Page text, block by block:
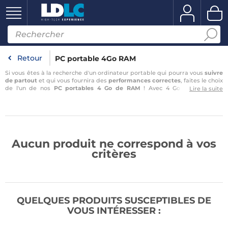
Retour PC portable 4Go RAM
Si vous êtes à la recherche d'un ordinateur portable qui pourra vous suivre
de partout et qui vous fournira des performances correctes, faites le choix
de l'un de nos
PC portables 4 Go de RAM ! Avec 4 Go de RAM, ces
Lire la suite
Aucun produit ne correspond à vos
critères
QUELQUES PRODUITS SUSCEPTIBLES DE
VOUS INTÉRESSER :